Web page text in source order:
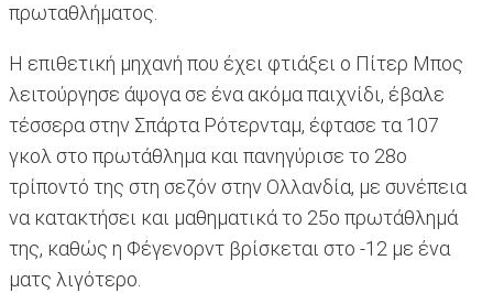
πρωταθλήματος.
Η επιθετική μηχανή που έχει φτιάξει ο Πίτερ Μπος
λειτούργησε άψογα σε ένα ακόμα παιχνίδι, έβαλε
τέσσερα στην Σπάρτα Ρότερνταμ, έφτασε τα 107
γκολ στο πρωτάθλημα και πανηγύρισε το 28ο
τρίποντό της στη σεζόν στην Ολλανδία, με συνέπεια
να κατακτήσει και μαθηματικά το 25o πρωτάθλημά
της, καθώς η Φέγενορντ βρίσκεται στο -12 με ένα
ματς λιγότερο.